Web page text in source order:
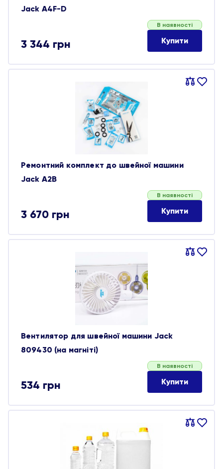
Jack A4F-D
3 344 грн
В наявності
Купити
Порівняти
В
Ремонтний комплект до швейної машини
Jack A2B
3 670 грн
В наявності
Купити
Порівняти
В
Вентилятор для швейної машини Jack
809430 (на магніті)
534 грн
В наявності
Купити
Порівняти
В